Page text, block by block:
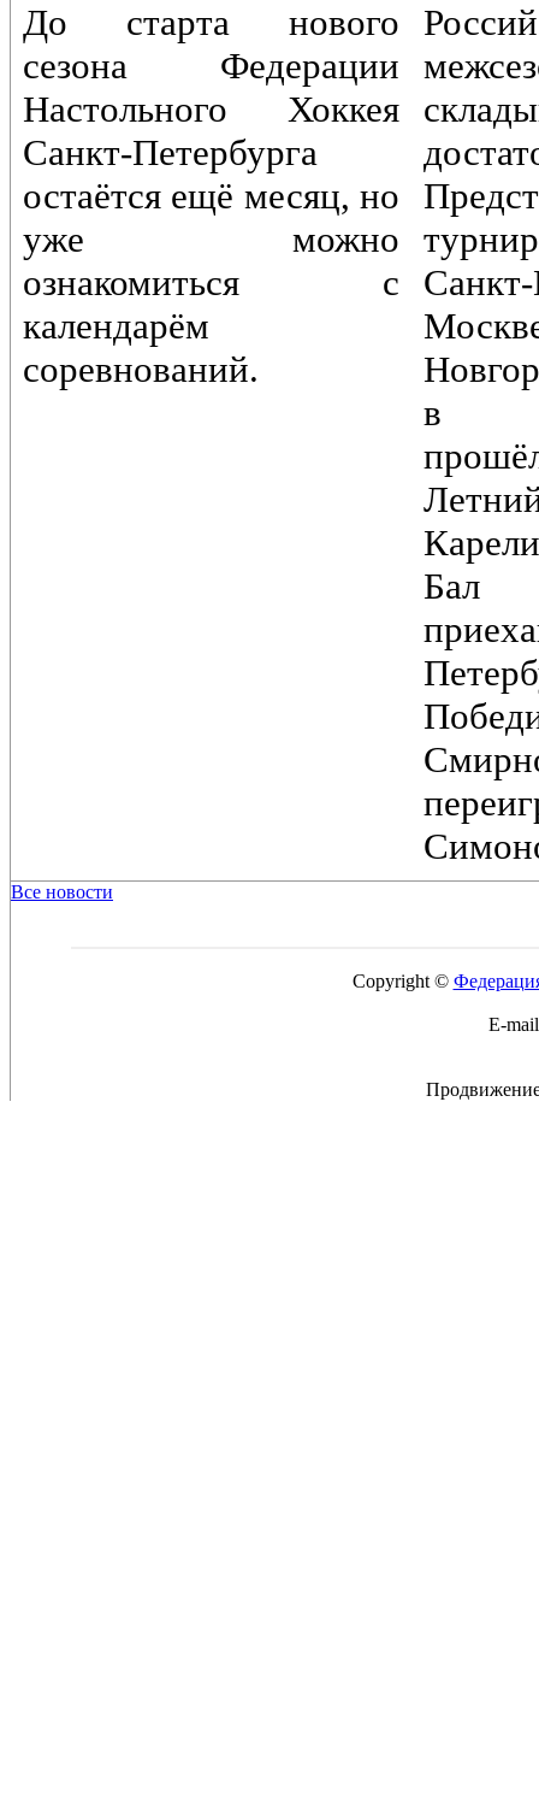
До старта нового
сезона Федерации
Настольного Хоккея
Санкт-Петербурга
остаётся ещё месяц, но
уже можно
ознакомиться с
календарём
соревнований.
в
Все новости
Copyright ©
E-